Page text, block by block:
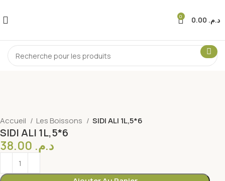
0 د.م.
Accueil Les Boissons SIDI ALI 1L,5*6
SIDI ALI 1L,5*6
د.م.